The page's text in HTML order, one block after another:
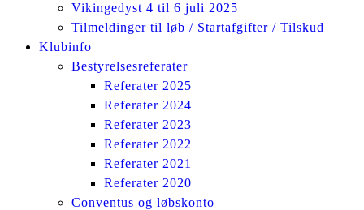
Vikingedyst 4 til 6 juli 2025
Tilmeldinger til løb / Startafgifter / Tilskud
Klubinfo
Bestyrelsesreferater
Referater 2025
Referater 2024
Referater 2023
Referater 2022
Referater 2021
Referater 2020
Conventus og løbskonto